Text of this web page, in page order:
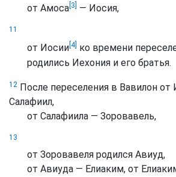
от Амоса [3] — Иосия,
11
от Иосии [4] ко времени
родились Иехония и его братья.
12 После переселения в Вавилон от
Салафиил,
от Салафиила — Зоровавель,
13
от Зоровавеля родился Авиуд,
от Авиуда — Елиаким, от